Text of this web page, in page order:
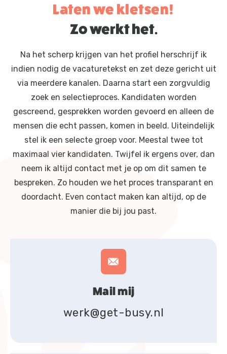
Laten we kletsen!
Zo werkt het.
Na het scherp krijgen van het profiel herschrijf ik
indien nodig de vacaturetekst en zet deze gericht uit
via meerdere kanalen. Daarna start een zorgvuldig
zoek en selectieproces. Kandidaten worden
gescreend, gesprekken worden gevoerd en alleen de
mensen die echt passen, komen in beeld. Uiteindelijk
stel ik een selecte groep voor. Meestal twee tot
maximaal vier kandidaten. Twijfel ik ergens over, dan
neem ik altijd contact met je op om dit samen te
bespreken. Zo houden we het proces transparant en
doordacht. Even contact maken kan altijd, op de
manier die bij jou past.
Mail mij
werk@get-busy.nl